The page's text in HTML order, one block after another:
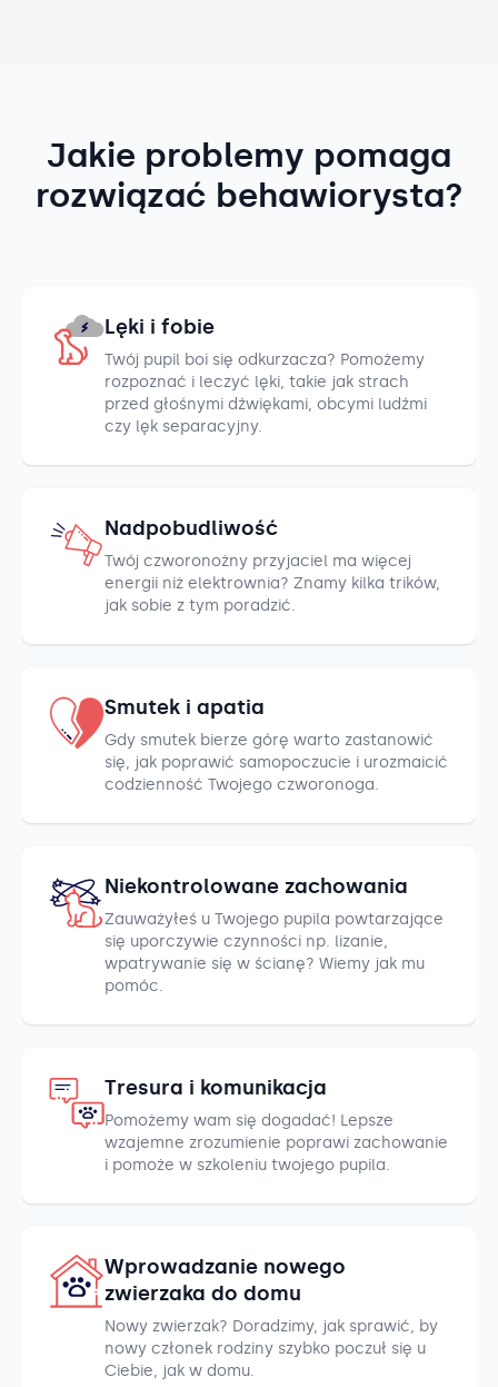
Jakie problemy pomaga
rozwiązać behawiorysta?
Lęki i fobie
Twój pupil boi się odkurzacza? Pomożemy
rozpoznać i leczyć lęki, takie jak strach
przed głośnymi dźwiękami, obcymi ludźmi
czy lęk separacyjny.
Nadpobudliwość
Twój czworonożny przyjaciel ma więcej
energii niż elektrownia? Znamy kilka trików,
jak sobie z tym poradzić.
Smutek i apatia
Gdy smutek bierze górę warto zastanowić
się, jak poprawić samopoczucie i urozmaicić
codzienność Twojego czworonoga.
Niekontrolowane zachowania
Zauważyłeś u Twojego pupila powtarzające
się uporczywie czynności np. lizanie,
wpatrywanie się w ścianę? Wiemy jak mu
pomóc.
Tresura i komunikacja
Pomożemy wam się dogadać! Lepsze
wzajemne zrozumienie poprawi zachowanie
i pomoże w szkoleniu twojego pupila.
Wprowadzanie nowego
zwierzaka do domu
Nowy zwierzak? Doradzimy, jak sprawić, by
nowy członek rodziny szybko poczuł się u
Ciebie, jak w domu.